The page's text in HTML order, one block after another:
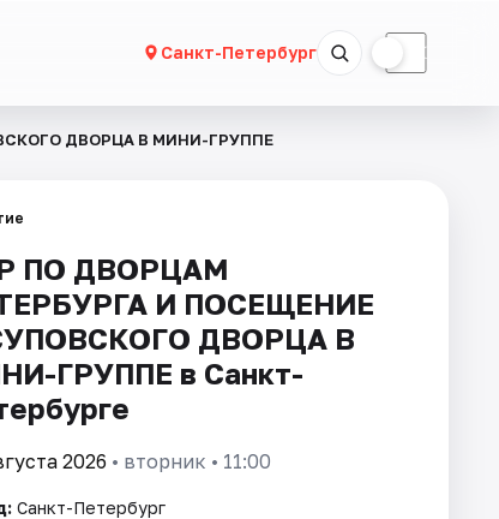
Санкт-Петербург ☾
ДВОРЦА В МИНИ-ГРУППЕ
ПО ДВОРЦАМ
И ПОСЕЩЕНИЕ
ДВОРЦА В
ГРУППЕ в Санкт-
2026 • вторник • 11:00
Санкт-Петербург